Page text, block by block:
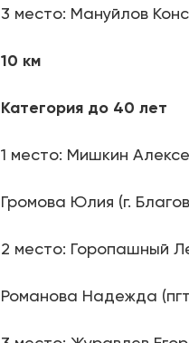
3 место: Мануйлов
10 км
Категория до 40 лет
1 место: Мишкин
Громова Юлия (г.
2 место: Горопашный
Романова Надежда